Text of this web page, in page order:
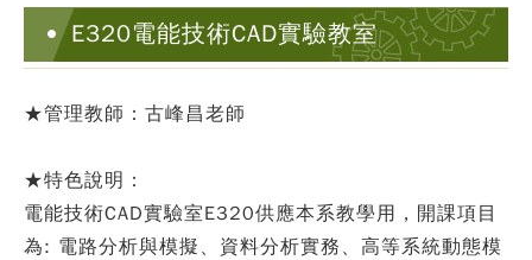
E320電能技術CAD實驗教室
★管理教師：古峰昌老師
★特色說明：
電能技術CAD實驗室E320供應本系教學用，開課項目
為: 電路分析與模擬、資料分析實務、高等系統動態模